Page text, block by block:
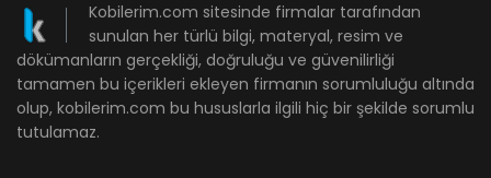
Kobilerim.com sitesinde firmalar tarafından
sunulan her türlü bilgi, materyal, resim ve
dökümanların gerçekliği, doğruluğu ve güvenilirliği
tamamen bu içerikleri ekleyen firmanın sorumluluğu altında
olup, kobilerim.com bu hususlarla ilgili hiç bir şekilde sorumlu
tutulamaz.